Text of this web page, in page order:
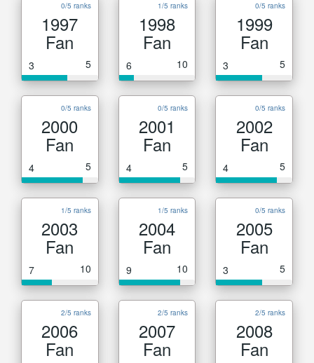
0/5 ranks
1997
Fan
3 5
1/5 ranks
1998
Fan
6 10
0/5 ranks
1999
Fan
3 5
0/5 ranks
2000
Fan
4 5
0/5 ranks
2001
Fan
4 5
0/5 ranks
2002
Fan
4 5
1/5 ranks
2003
Fan
7 10
1/5 ranks
2004
Fan
9 10
0/5 ranks
2005
Fan
3 5
2/5 ranks
2006
Fan
2/5 ranks
2007
Fan
2/5 ranks
2008
Fan